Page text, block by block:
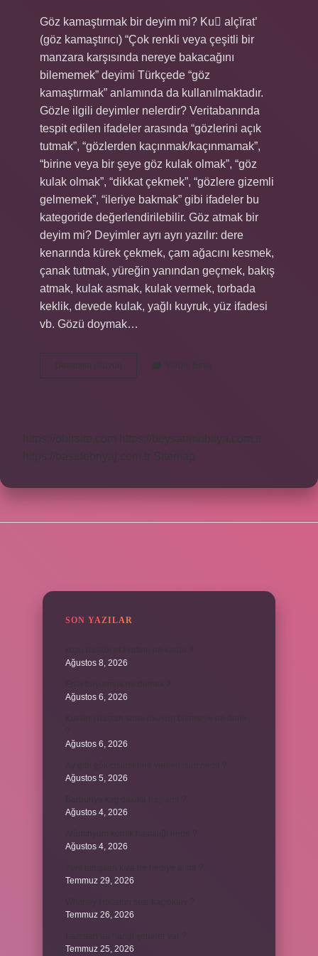
Göz kamaştırmak bir deyim mi? Ku alçĭrat’
(göz kamaştırıcı) “Çok renkli veya çeşitli bir
manzara karşısında nereye bakacağını
bilememek” deyimi Türkçede “göz
kamaştırmak” anlamında da kullanılmaktadır.
Gözle ilgili deyimler nelerdir? Veritabanında
tespit edilen ifadeler arasında “gözlerini açık
tutmak”, “gözlerden kaçınmak/kaçınmamak”,
“birine veya bir şeye göz kulak olmak”, “göz
kulak olmak”, “dikkat çekmek”, “gözlere gizemli
gelmemek”, “ileriye bakmak” gibi ifadeler bu
kategoride değerlendirilebilir. Göz atmak bir
deyim mi? Deyimler ayrı ayrı yazılır: dere
kenarında kürek çekmek, çam ağacını kesmek,
çanak tutmak, yüreğin yanından geçmek, bakış
atmak, kulak asmak, kulak vermek, torbada
keklik, devede kulak, yağlı kuyruk, yüz ifadesi
vb. Gözü doymak…
Devamını okuyun
Parlamak
Yorum Bırak
https://obirsite.com
https://beysanmobilya.com.tr
https://bastdebriyaj.com.tr Sitemap
SON YAZILAR
Ağustos 8, 2026
Ağustos 6, 2026
Ağustos 6, 2026
Ağustos 5, 2026
Ağustos 4, 2026
Ağustos 4, 2026
Temmuz 29, 2026
Temmuz 26, 2026
Temmuz 25, 2026